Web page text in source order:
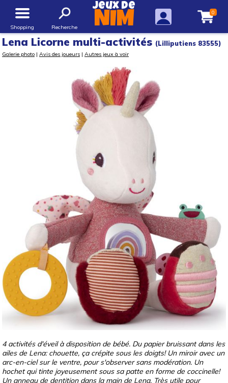
Shopping Recherche
Jeux de
NIM 0
Lena Licorne multi-activités (Lilliputiens 83555)
Galerie photo | Avis des joueurs | Autres jeux à voir
4 activités d'éveil à disposition de bébé. Du papier bruissant dans les
ailes de Lena: chouette, ça crépite sous les doigts! Un miroir avec un
arc-en-ciel sur le ventre, pour s'observer sans modération. Un
hochet qui tinte joyeusement sous sa patte en forme de coccinelle!
Un anneau de dentition dans la main de Lena. Très utile pour